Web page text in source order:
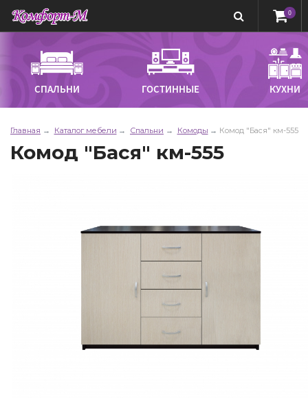
0
СПАЛЬНИ ГОСТИННЫЕ КУХНИ
Главная Каталог мебели Спальни Комоды Комод "Бася" км-555
Комод "Бася" км-555